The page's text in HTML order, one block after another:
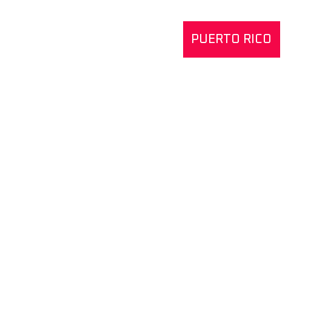
PUERTO RICO